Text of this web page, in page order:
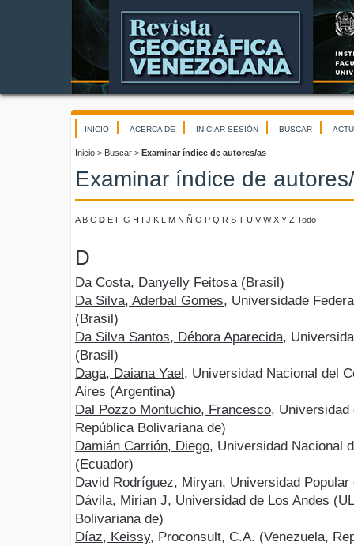
INICIO ACERCA DE INICIAR SESIÓN BUSCAR
Inicio > Buscar > Examinar índice de autores/as
Examinar índice de
A B C D E F G H I J K L M N Ñ O P Q R S T U V W X Y Z Todo
D
Da Costa, Danyelly Feitosa(Brasil)
Da Silva, Aderbal Gomes, Universidade
(Brasil)
Da Silva Santos, Débora Aparecida,
(Brasil)
Daga, Daiana Yael , Universidad Nacional del
Aires (Argentina)
Dal Pozzo Montuchio, Francesco, Universidad
República Bolivariana de)
Damián Carrión, Diego, Universidad Nacional
(Ecuador)
David Rodríguez, Miryan, Universidad
Dávila, Mirian J, Universidad de Los Andes
Bolivariana de)
Díaz, Keissy, Proconsult, C.A. (Venezuela,